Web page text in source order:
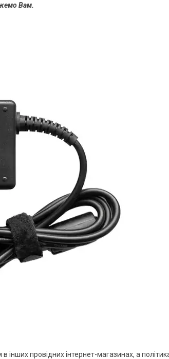
Вам.
провідних інтернет-магазинах, а